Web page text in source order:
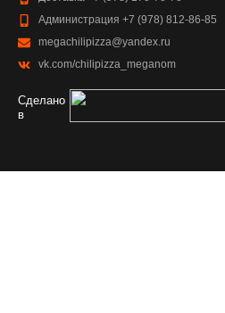
Администрация +7 (978) 812-86-85
megachilipizza@yandex.ru
vk.com/chilipizza_meganom
Сделано
в